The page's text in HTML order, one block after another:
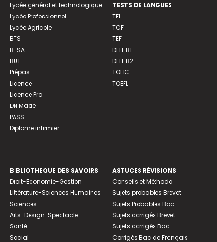
Lycée général et technologique
Lycée Professionnel
Lycée Agricole
BTS
BTSA
BUT
Prépas
Licence
Licence Pro
DN Made
PASS
Diplome infirmier
TESTS DE LANGUES
TFI
TCF
TEF
DELF B1
DELF B2
TOEIC
TOEFL
BIBLIOTHEQUE DES SAVOIRS
Droit-Economie-Gestion
Littérature-Sciences Humaines
Sciences
Arts-Design-Spectacle
Santé
Social
ASTUCES RÉVISIONS
Conseils et Méthodo
Sujets probables Brevet
Sujets Probables Bac
Sujets corrigés Brevet
Sujets corrigés Bac
Corrigés Bac de Français